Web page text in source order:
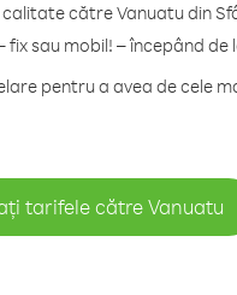
către Vanuatu din
sau mobil! – începând de
pentru a avea de cele
tarifele către Vanuatu